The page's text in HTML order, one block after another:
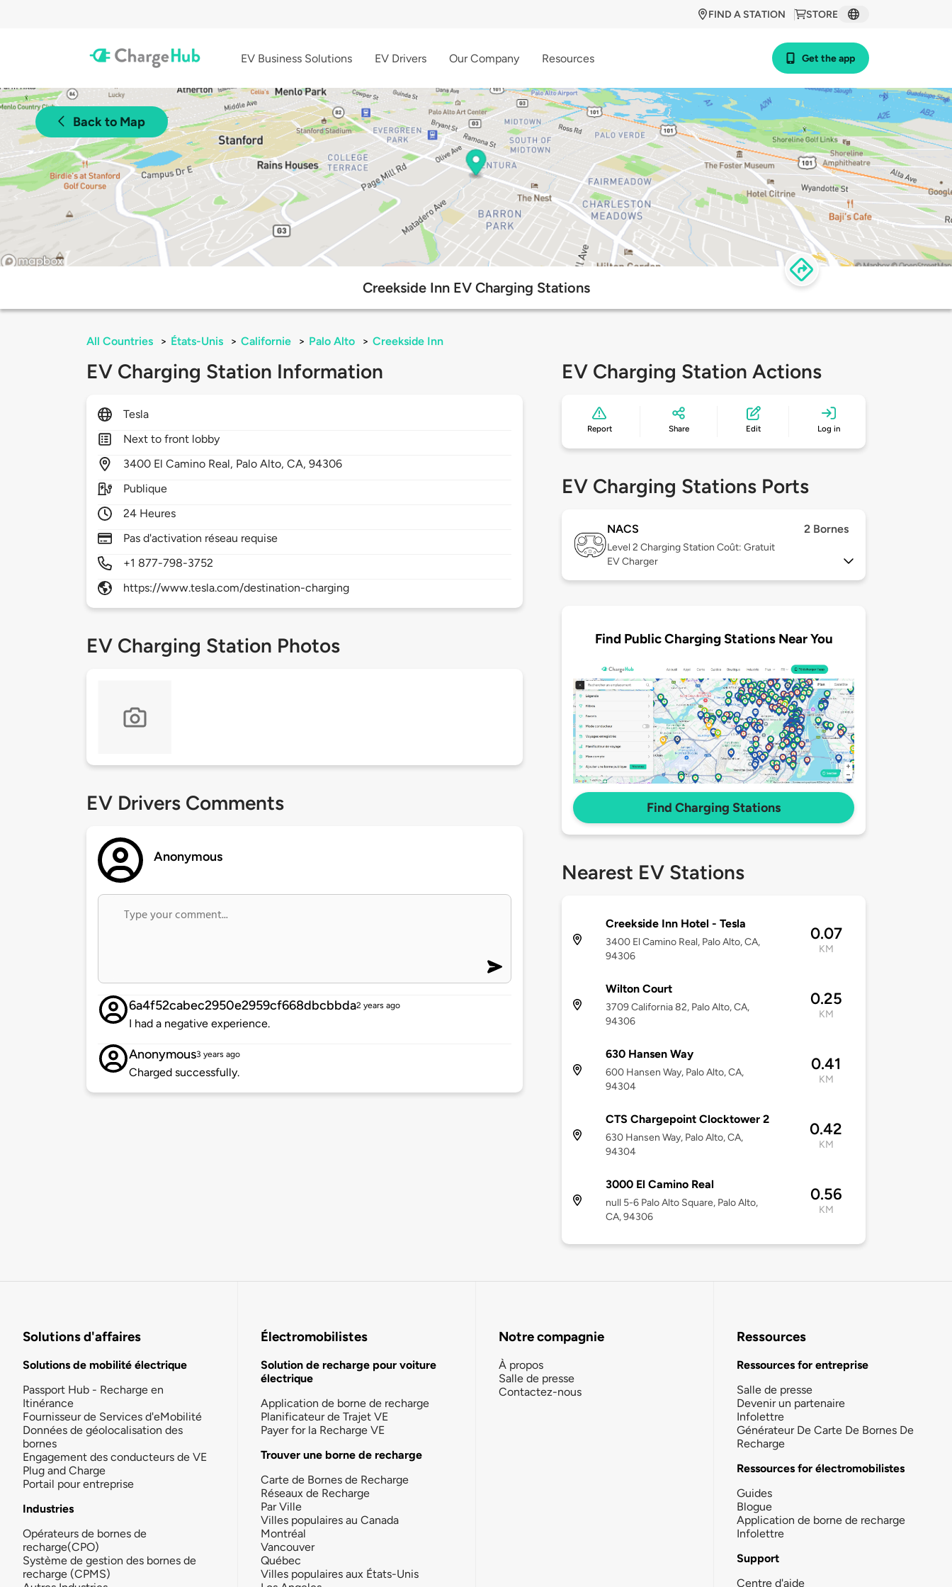
STORE
FIND A STATION
EV Business Solutions EV Drivers Our Company Resources Get the app
Back to Map
Creekside Inn EV Charging Stations
All Countries > États-Unis > Californie > Palo Alto > Creekside Inn
EV Charging Station Information
Tesla
Next to front lobby
3400 El Camino Real, Palo Alto,CA,94306
Publique
24 Heures
Pas d'activation réseau requise
+1 877-798-3752
https://www.tesla.com/destination-charging
EV Charging Station Photos
EV Drivers Comments
Anonymous
6a4f52cabec2950e2959cf668dbcbbda2 years ago
I had a negative experience.
Anonymous3 years ago
Charged successfully.
EV Charging Station Actions
Report Share Edit Log in
EV Charging Stations Ports
NACS 2 Bornes
Level 2 Charging Station Coût: Gratuit
EV Charger
Find Public Charging Stations Near You
Find Charging Stations
Nearest EV Stations
Creekside Inn Hotel - Tesla
3400 El Camino Real, Palo Alto, CA,
94306
0.07
KM
Wilton Court
3709 California 82, Palo Alto, CA,
94306
0.25
KM
630 Hansen Way
600 Hansen Way, Palo Alto, CA,
94304
0.41
KM
CTS Chargepoint Clocktower 2
630 Hansen Way, Palo Alto, CA,
94304
0.42
KM
3000 El Camino Real
null 5-6 Palo Alto Square, Palo Alto,
CA, 94306
0.56
KM
Solutions d'affaires
Solutions de mobilité électrique
Passport Hub - Recharge en
Itinérance
Fournisseur de Services d'eMobilité
Données de géolocalisation des
bornes
Engagement des conducteurs de VE
Plug and Charge
Portail pour entreprise
Industries
Opérateurs de bornes de
recharge(CPO)
Système de gestion des bornes de
recharge (CPMS)
Électromobilistes
Solution de recharge pour voiture
électrique
Application de borne de recharge
Planificateur de Trajet VE
Payer for la Recharge VE
Trouver une borne de recharge
Carte de Bornes de Recharge
Réseaux de Recharge
Par Ville
Villes populaires au Canada
Montréal
Vancouver
Québec
Villes populaires aux États-Unis
Notre compagnie
À propos
Salle de presse
Contactez-nous
Ressources
Ressources for entreprise
Salle de presse
Devenir un partenaire
Infolettre
Générateur De Carte De Bornes De
Recharge
Ressources for électromobilistes
Guides
Blogue
Application de borne de recharge
Infolettre
Support
Centre d'aide